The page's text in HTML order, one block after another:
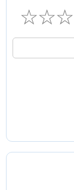
☆
☆
☆